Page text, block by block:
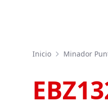
Inicio Minador